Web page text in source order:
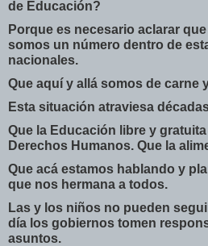
de Educación?
Porque es necesario aclarar
somos un número dentro de
nacionales.
Que aquí y allá somos de carne
Esta situación atraviesa
Que la Educación libre y
Derechos Humanos. Que la
Que acá estamos hablando y
que nos hermana a todos.
Las y los niños no pueden
día los gobiernos tomen
asuntos.